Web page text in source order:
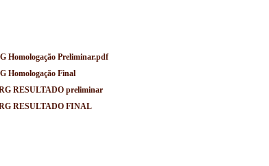
Homologação Preliminar.pdf
Homologação Final
RESULTADO preliminar
RESULTADO FINAL